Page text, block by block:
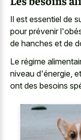
Il est essentiel de
pour prévenir
de hanches et de
Le régime
niveau d'énergie,
ont des besoins